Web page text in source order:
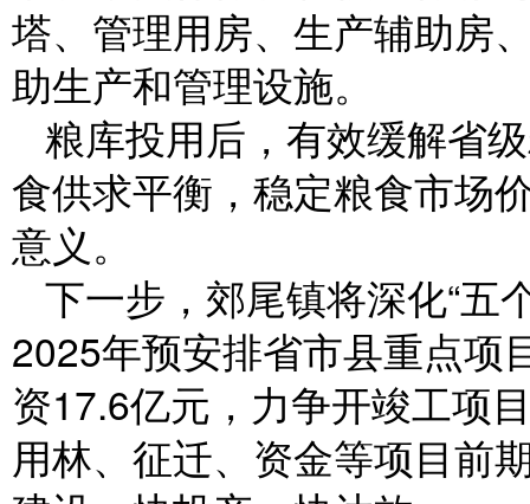
塔、管理用房、生产辅助房
助生产和管理设施。
粮库投用后，有效缓解省
食供求平衡，稳定粮食市场
意义。
下一步，郊尾镇将深化“五
2025年预安排省市县重点项
资17.6亿元，力争开竣工项
用林、征迁、资金等项目前